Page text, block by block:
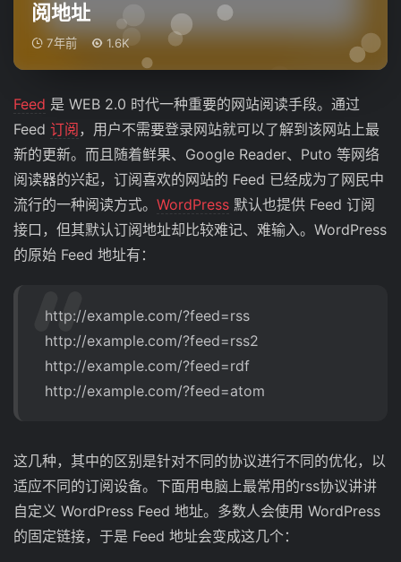
阅地址
7年前 1.6K
Feed 是 WEB 2.0 时代一种重要的网站阅读手段。通过
Feed 订阅 ，用户不需要登录网站就可以了解到该网站上最
新的更新。而且随着鲜果、Google Reader、Puto 等网络
阅读器的兴起，订阅喜欢的网站的 Feed 已经成为了网民中
流行的一种阅读方式。 WordPress 默认也提供 Feed 订阅
接口，但其默认订阅地址却比较难记、难输入。WordPress
的原始 Feed 地址有：
http://example.com/?feed=rss
http://example.com/?feed=rss2
http://example.com/?feed=rdf
http://example.com/?feed=atom
这几种，其中的区别是针对不同的协议进行不同的优化，以
适应不同的订阅设备。下面用电脑上最常用的rss协议讲讲
自定义 WordPress Feed 地址。多数人会使用 WordPress
的固定链接，于是 Feed 地址会变成这几个：